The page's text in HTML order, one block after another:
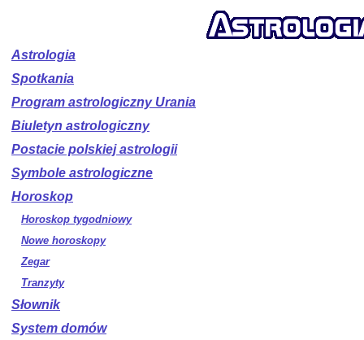
Astrologia
Spotkania
Program astrologiczny Urania
Biuletyn astrologiczny
Postacie polskiej astrologii
Symbole astrologiczne
Horoskop
Horoskop tygodniowy
Nowe horoskopy
Zegar
Tranzyty
Słownik
System domów